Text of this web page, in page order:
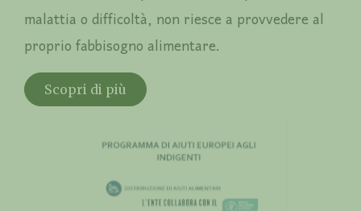
malattia o difficoltà, non riesce a provvedere al
proprio fabbisogno alimentare.
Scopri di più